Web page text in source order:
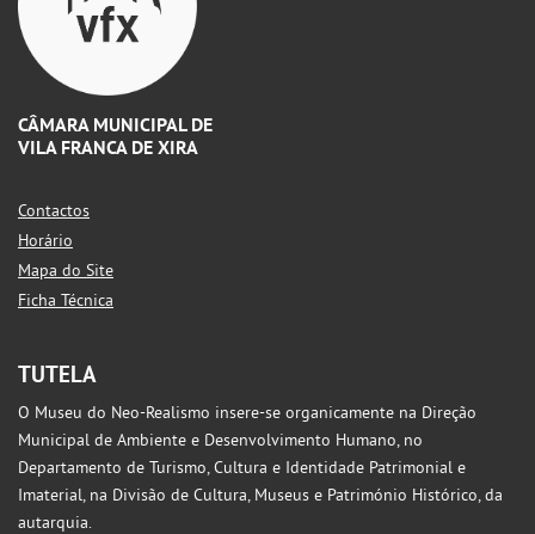
CÂMARA MUNICIPAL DE
VILA FRANCA DE XIRA
Contactos
Horário
Mapa do Site
Ficha Técnica
TUTELA
O Museu do Neo-Realismo insere-se organicamente na Direção
Municipal de Ambiente e Desenvolvimento Humano, no
Departamento de Turismo, Cultura e Identidade Patrimonial e
Imaterial, na Divisão de Cultura, Museus e Património Histórico, da
autarquia.